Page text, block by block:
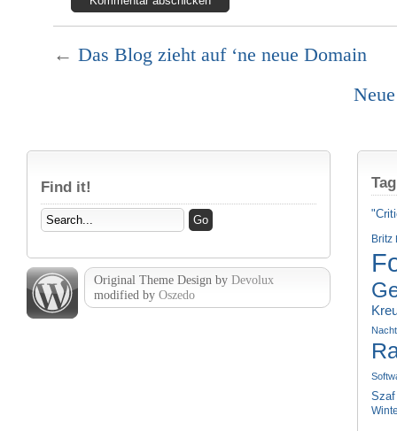
← Das Blog zieht auf ‘ne neue Domain
Find it!
Original Theme Design by Devolux
modified by Oszedo
Britz
Szaf